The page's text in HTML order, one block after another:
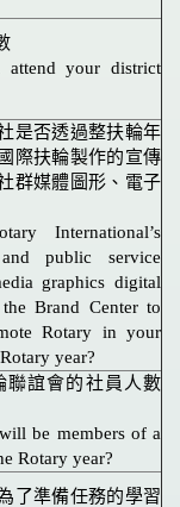
your district
是否透過整扶輪年
際扶輪製作的宣傳
群媒體圖形、電子
International’s
public service
graphics digital
Brand Center to
Rotary in your
year?
聯誼會的社員人數
be members of a
Rotary year?
了準備任務的學習